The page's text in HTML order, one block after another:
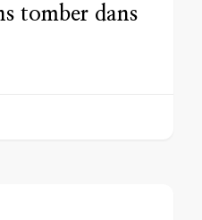
tomber dans